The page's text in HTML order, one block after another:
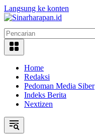
Langsung ke konten
Home
Redaksi
Pedoman Media Siber
Indeks Berita
Nextizen